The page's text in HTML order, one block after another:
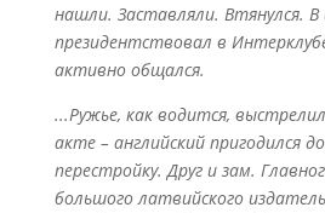
нашли. Заставляли. Втянулся.
президентствовал в
активно общался.
...Ружье, как водится,
акте – английский пригодился
перестройку. Друг и зам.
большого латвийского